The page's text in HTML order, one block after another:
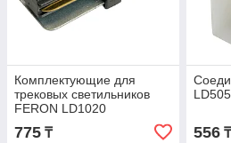
Комплектующие для
трековых светильников
FERON LD1020
775 ₸ 556₸